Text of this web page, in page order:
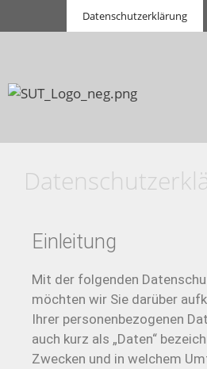
Datenschutzerklärung
Einleitung
Mit der folgenden
möchten wir Sie darüber
Ihrer personenbezogenen
auch kurz als „Daten“
Zwecken und in welchem